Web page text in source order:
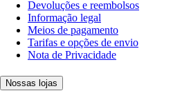
Devoluções e reembolsos
Informação legal
Meios de pagamento
Tarifas e opções de envio
Nota de Privacidade
Nossas lojas